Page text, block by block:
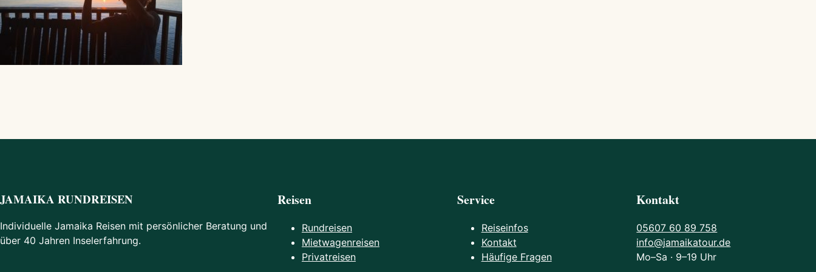
JAMAIKA RUNDREISEN
Individuelle Jamaika Reisen mit persönlicher Beratung und
über 40 Jahren Inselerfahrung.
Reisen
Rundreisen
Mietwagenreisen
Privatreisen
Service
Reiseinfos
Kontakt
Häufige Fragen
Kontakt
05607 60 89 758
info@jamaikatour.de
Mo–Sa · 9–19 Uhr